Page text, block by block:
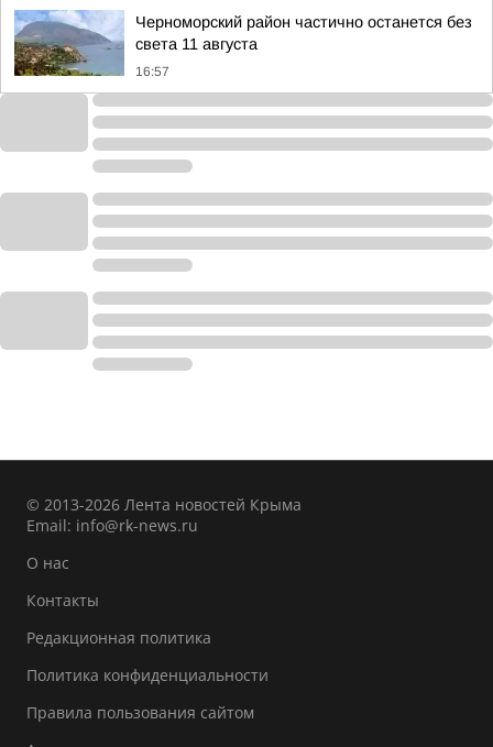
Черноморский район частично останется без
света 11 августа
16:57
© 2013-2026 Лента новостей Крыма
Email: info@rk-news.ru
О нас
Контакты
Редакционная политика
Политика конфиденциальности
Правила пользования сайтом